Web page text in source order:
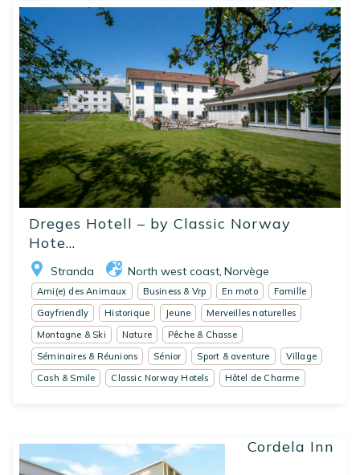
Dreges Hotell – by Classic Norway
Hote...
Stranda North west coast Norvège
Ami(e) des Animaux Business & Vrp En moto
Famille
Gayfriendly
Historique Jeune
Merveilles naturelles
Montagne & Ski
Nature
Pêche & Chasse
Séminaires & Réunions
Sénior Sport & aventure
Village
Cash & Smile
Classic Norway Hotels Hôtel de Charme
Cordela Inn